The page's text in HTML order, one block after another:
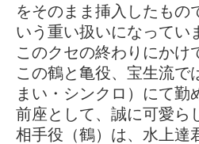
をそのまま挿入したもの
いう重い扱いになってい
このクセの終わりにかけ
この鶴と亀役、宝生流で
まい・シンクロ）にて
前座として、誠に可愛ら
相手役（鶴）は、水上達